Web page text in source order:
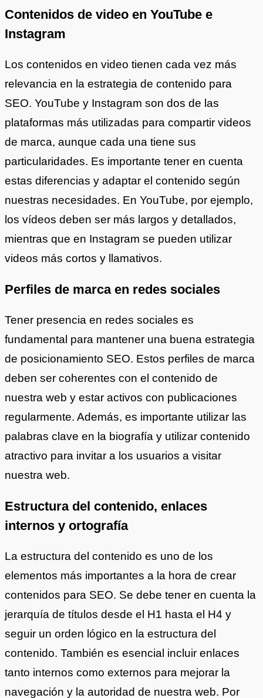
Contenidos de video en YouTube e
Instagram
Los contenidos en video tienen cada vez más
relevancia en la estrategia de contenido para
SEO. YouTube y Instagram son dos de las
plataformas más utilizadas para compartir videos
de marca, aunque cada una tiene sus
particularidades. Es importante tener en cuenta
estas diferencias y adaptar el contenido según
nuestras necesidades. En YouTube, por ejemplo,
los vídeos deben ser más largos y detallados,
mientras que en Instagram se pueden utilizar
videos más cortos y llamativos.
Perfiles de marca en redes sociales
Tener presencia en redes sociales es
fundamental para mantener una buena estrategia
de posicionamiento SEO. Estos perfiles de marca
deben ser coherentes con el contenido de
nuestra web y estar activos con publicaciones
regularmente. Además, es importante utilizar las
palabras clave en la biografía y utilizar contenido
atractivo para invitar a los usuarios a visitar
nuestra web.
Estructura del contenido, enlaces
internos y ortografía
La estructura del contenido es uno de los
elementos más importantes a la hora de crear
contenidos para SEO. Se debe tener en cuenta la
jerarquía de títulos desde el H1 hasta el H4 y
seguir un orden lógico en la estructura del
contenido. También es esencial incluir enlaces
tanto internos como externos para mejorar la
navegación y la autoridad de nuestra web. Por